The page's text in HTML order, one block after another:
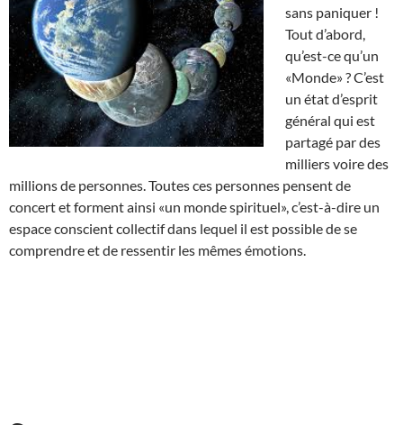
sans paniquer !
Tout d’abord,
qu’est-ce qu’un
«Monde» ? C’est
un état d’esprit
général qui est
partagé par des
milliers voire des
millions de personnes. Toutes ces personnes pensent de
concert et forment ainsi «un monde spirituel», c’est-à-dire un
espace conscient collectif dans lequel il est possible de se
comprendre et de ressentir les mêmes émotions.